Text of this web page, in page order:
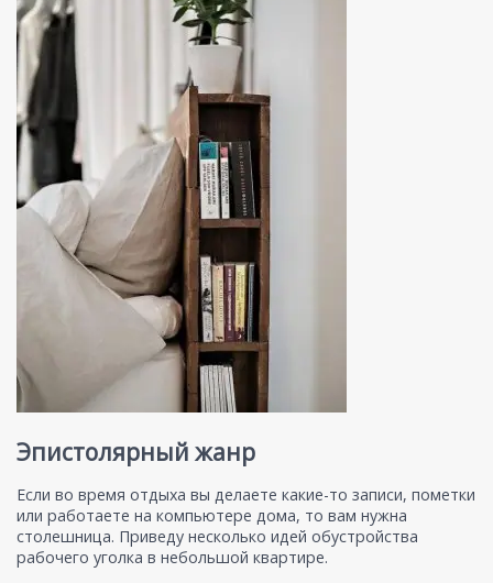
Эпистолярный жанр
Если во время отдыха вы делаете какие-то записи, пометки
или работаете на компьютере дома, то вам нужна
столешница. Приведу несколько идей обустройства
рабочего уголка в небольшой квартире.